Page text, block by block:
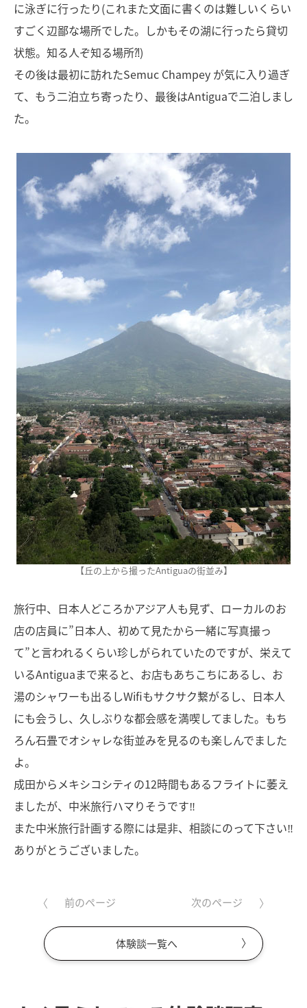
に泳ぎに行ったり(これまた文面に書くのは難しいくらい
すごく辺鄙な場所でした。しかもその湖に行ったら貸切
状態。知る人ぞ知る場所⁈)
その後は最初に訪れたSemuc Champey が気に入り過ぎ
て、もう二泊立ち寄ったり、最後はAntiguaで二泊しまし
た。
【丘の上から撮ったAntiguaの街並み】
旅行中、日本人どころかアジア人も見ず、ローカルのお
店の店員に”日本人、初めて見たから一緒に写真撮っ
て”と言われるくらい珍しがられていたのですが、栄えて
いるAntiguaまで来ると、お店もあちこちにあるし、お
湯のシャワーも出るしWifiもサクサク繋がるし、日本人
にも会うし、久しぶりな都会感を満喫してました。もち
ろん石畳でオシャレな街並みを見るのも楽しんでました
よ。
成田からメキシコシティの12時間もあるフライトに萎え
ましたが、中米旅行ハマりそうです‼︎
また中米旅行計画する際には是非、相談にのって下さい‼︎
ありがとうございました。
前のページ
体験談一覧へ
次のページ